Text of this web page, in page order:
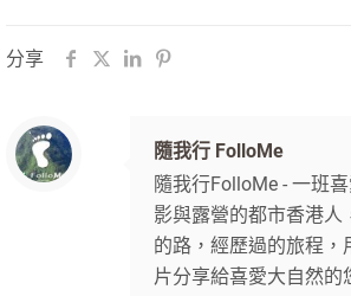
分享
隨我行 FolloMe
隨我行FolloMe - 一班
影與露營的都市香港人
的路，經歷過的旅程，
片分享給喜愛大自然的